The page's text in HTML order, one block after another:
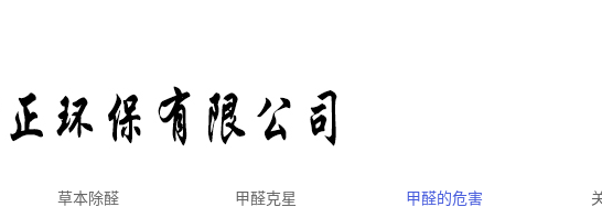
草本除醛 甲醛克星 甲醛的危害